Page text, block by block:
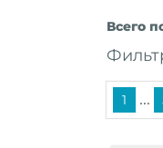
Всего
1 ...